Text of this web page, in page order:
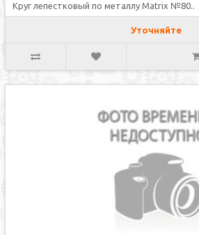
Круг лепестковый по металлу Matrix №80..
Уточняйте